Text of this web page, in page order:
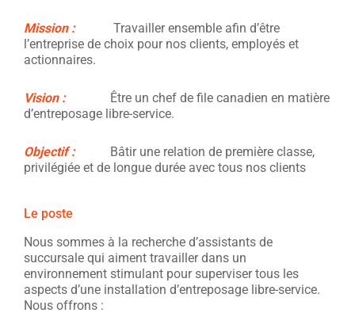
Mission :
Travailler ensemble afin d’être
l’entreprise de choix pour nos clients, employés et
actionnaires.
Vision :
Être un chef de file canadien en matière
d’entreposage libre-service.
Objectif :Bâtir une relation de première classe,
privilégiée et de longue durée avec tous nos clients
Le poste
Nous sommes à la recherche d’assistants de
succursale qui aiment travailler dans un
environnement stimulant pour superviser tous les
aspects d’une installation d’entreposage libre-service.
Nous offrons :